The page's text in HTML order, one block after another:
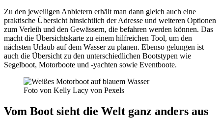
Zu den jeweiligen Anbietern erhält man dann gleich auch eine
praktische Übersicht hinsichtlich der Adresse und weiteren Optionen
zum Verleih und den Gewässern, die befahren werden können. Das
macht die Übersichtskarte zu einem hilfreichen Tool, um den
nächsten Urlaub auf dem Wasser zu planen. Ebenso gelungen ist
auch die Übersicht zu den unterschiedlichen Bootstypen wie
Segelboot, Motorboote und -yachten sowie Eventboote.
Foto von Kelly Lacy von Pexels
Vom Boot sieht die Welt ganz anders aus